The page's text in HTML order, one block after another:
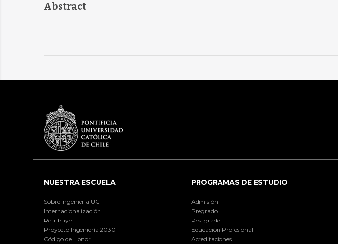
Abstract
NUESTRA ESCUELA
Sobre Ingeniería UC
Internacionalización
Retribuye
Proyecto Ingeniería 2030
Código de Honor
PROGRAMAS DE ESTUDIO
Admisión
Pregrado
Postgrado
Educación Profesional
Acreditaciones